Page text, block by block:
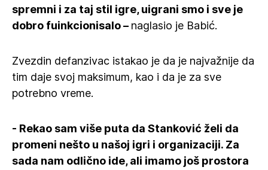
spremni i za taj stil igre, uigrani smo i sve je
dobro fuinkcionisalo – naglasio je Babić.
Zvezdin defanzivac istakao je da je najvažnije da
tim daje svoj maksimum, kao i da je za sve
potrebno vreme.
- Rekao sam više puta da Stanković želi da
promeni nešto u našoj igri i organizaciji. Za
sada nam odlično ide, ali imamo još prostora